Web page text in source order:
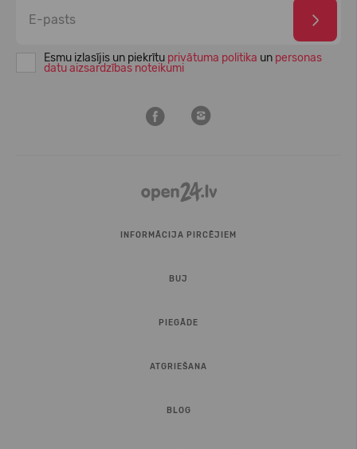
Esmu izlasījis un piekrītu privātuma politika un personas
datu aizsardzības noteikumi
INFORMĀCIJA PIRCĒJIEM
BUJ
PIEGĀDE
ATGRIEŠANA
BLOG